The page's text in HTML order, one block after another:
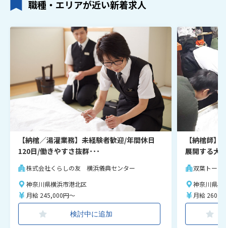
職種・エリアが近い新着求人
【納棺／湯灌業務】未経験者歓迎/年間休日
120日/働きやすさ抜群･･･
株式会社くらしの友 横浜儀典センター
神奈川県横浜市港北区
月給 245,000円～
検討中に追加
【納棺師
展開する大
双葉トー
神奈川県横
月給